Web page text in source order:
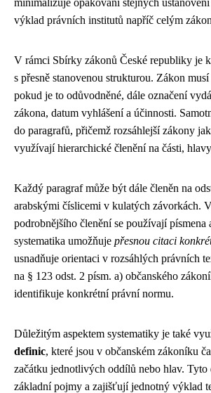
minimalizuje opakování stejných
výklad právních institutů napříč celým
V rámci Sbírky zákonů České republiky je
s přesně stanovenou strukturou. Zákon
pokud je to odůvodněné, dále označení
zákona, datum vyhlášení a účinnosti.
do paragrafů, přičemž rozsáhlejší zákony
využívají hierarchické členění na části,
Každý paragraf může být dále členěn na
arabskými číslicemi v kulatých závorkách.
podrobnějšího členění se používají písmena
systematika umožňuje přesnou citaci
usnadňuje orientaci v rozsáhlých právních
na § 123 odst. 2 písm. a) občanského
identifikuje konkrétní právní normu.
Důležitým aspektem systematiky je také
definic, které jsou v občanském zákoníku
začátku jednotlivých oddílů nebo hlav.
základní pojmy a zajišťují jednotný výklad